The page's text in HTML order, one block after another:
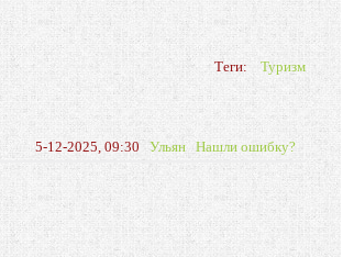
Теги: Туризм
5-12-2025, 09:30 Ульян Нашли ошибку?